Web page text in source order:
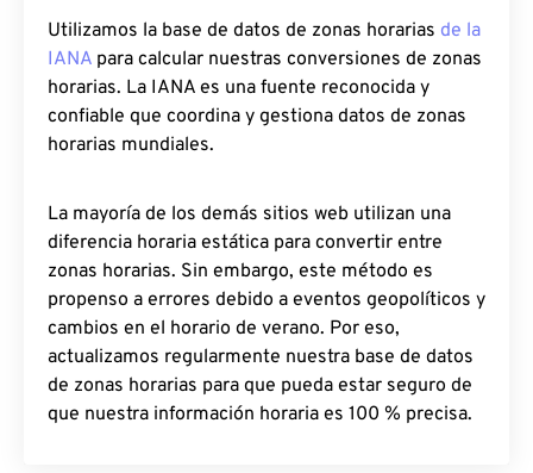
Utilizamos la base de datos de zonas horarias de la
IANA para calcular nuestras conversiones de zonas
horarias. La IANA es una fuente reconocida y
confiable que coordina y gestiona datos de zonas
horarias mundiales.
La mayoría de los demás sitios web utilizan una
diferencia horaria estática para convertir entre
zonas horarias. Sin embargo, este método es
propenso a errores debido a eventos geopolíticos y
cambios en el horario de verano. Por eso,
actualizamos regularmente nuestra base de datos
de zonas horarias para que pueda estar seguro de
que nuestra información horaria es 100 % precisa.